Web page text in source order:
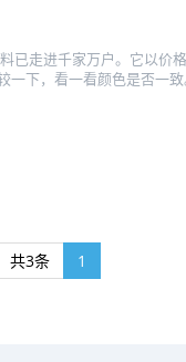
已走进千家万户。它以
一下，看一看颜色是否一
共3条 1